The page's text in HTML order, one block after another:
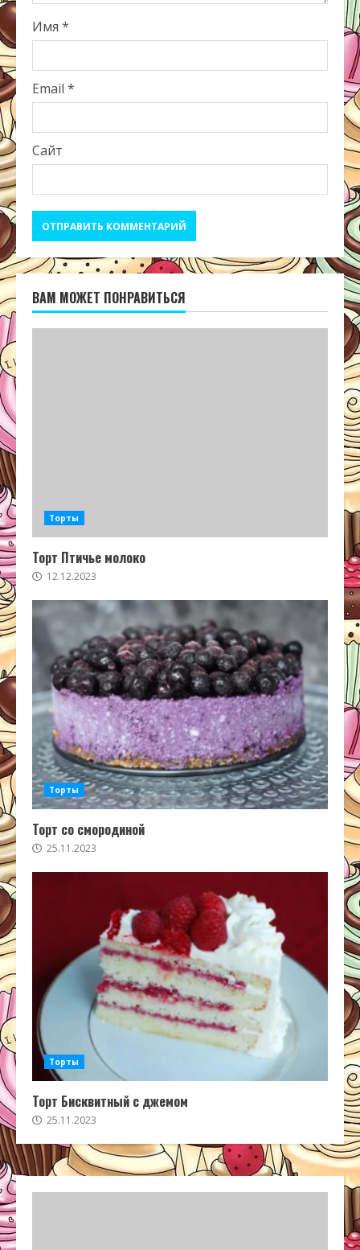
Имя *
Email *
Сайт
ВАМ МОЖЕТ ПОНРАВИТЬСЯ
Торты
Торт Птичье молоко
12.12.2023
Торты
Торт со смородиной
25.11.2023
Торты
Торт Бисквитный с джемом
25.11.2023